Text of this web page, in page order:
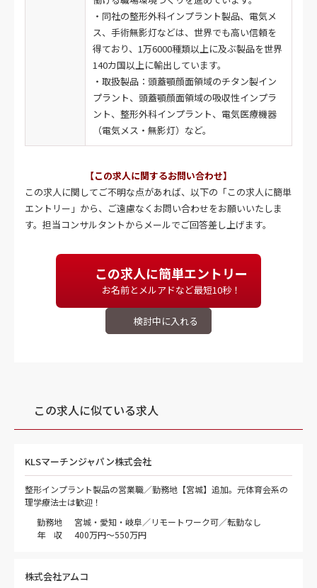
・同社の整形外科インプラント製品、電気メ
ス、手術無影灯などは、世界でも高い信頼を
得ており、1万6000種類以上に及ぶ製品を世界
140カ国以上に輸出しています。
・取扱製品：頭蓋顎顔面領域のチタン製イン
プラント、頭蓋顎顔面領域の吸収性インプラ
ント、整形外科インプラント、電気医療機器
（電気メス・無影灯）など。
【この求人に関するお問い合わせ】
この求人に関してご不明な点があれば、以下の「この求人に簡単
エントリー」から、ご遠慮なくお問い合わせをお願いいたしま
す。担当コンサルタントからメールでご回答差し上げます。
この求人に簡単エントリー
お名前とメルアドなど最短10秒！
この求人に似ている求人
KLSマーチンジャパン株式会社
整形インプラント製品の営業職／勤務地【宮城】追加。元体育会系の
理学療法士は歓迎！
勤務地
宮城・愛知・岐阜／リモートワーク可／転勤なし
年 収
400万円～550万円
株式会社アムコ